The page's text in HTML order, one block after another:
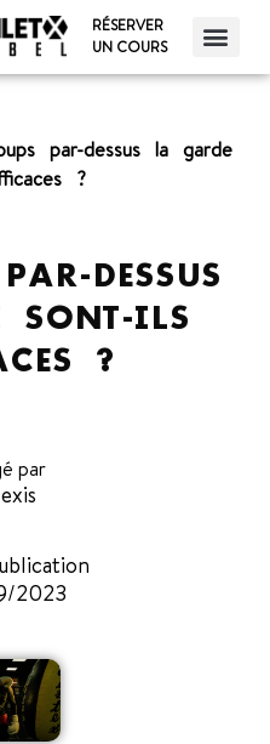
RÉSERVER
UN COURS
par-dessus la garde
?
DESSUS
SONT-ILS
?
par
2023